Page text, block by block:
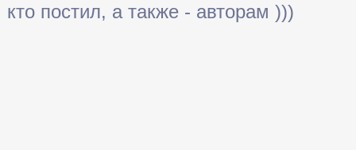
кто постил, а также - авторам )))